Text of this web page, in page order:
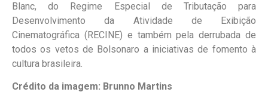
Blanc, do Regime Especial de Tributação para
Desenvolvimento da Atividade de Exibição
Cinematográfica (RECINE) e também pela derrubada de
todos os vetos de Bolsonaro a iniciativas de fomento à
cultura brasileira.
Crédito da imagem: Brunno Martins